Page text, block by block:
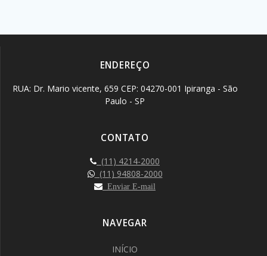
ENDEREÇO
RUA: Dr. Mario vicente, 659 CEP: 04270-001 Ipiranga - São
Paulo - SP
CONTATO
(11) 4214-2000
(11) 94808-2000
Enviar E-mail
NAVEGAR
INÍCIO